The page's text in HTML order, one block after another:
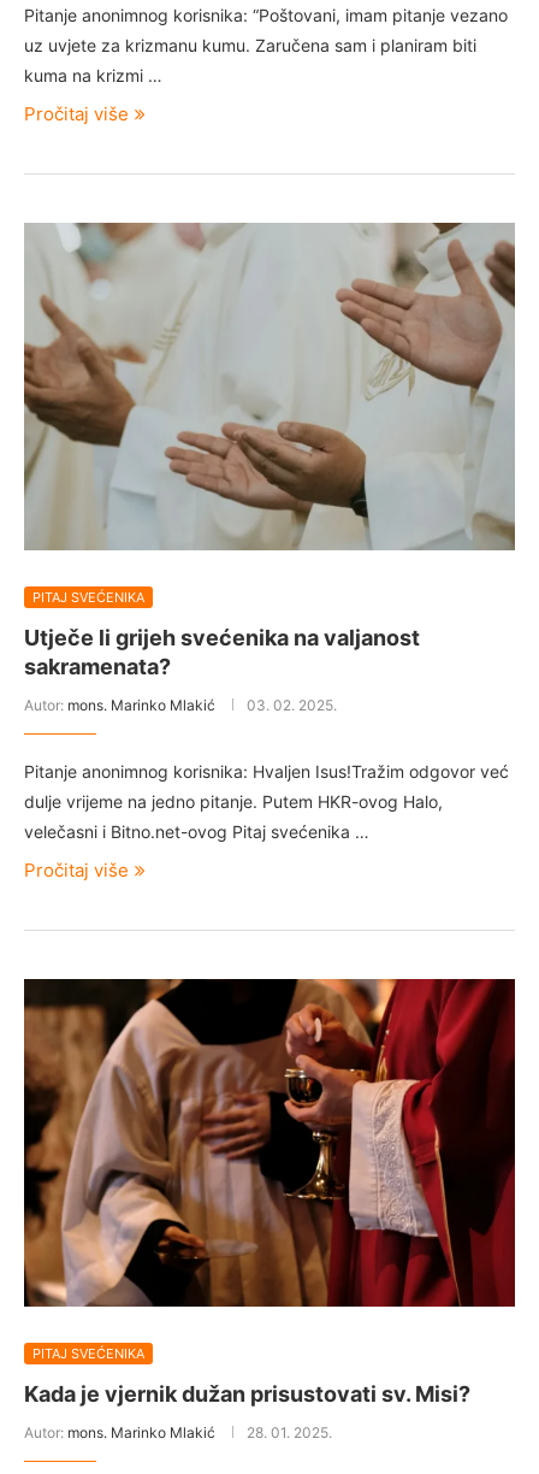
Pitanje anonimnog korisnika: “Poštovani, imam pitanje vezano
uz uvjete za krizmanu kumu. Zaručena sam i planiram biti
kuma na krizmi …
Pročitaj više
PITAJ SVEĆENIKA
Utječe li grijeh svećenika na valjanost
sakramenata?
Autor: mons. Marinko Mlakić 03. 02. 2025.
Pitanje anonimnog korisnika: Hvaljen Isus!Tražim odgovor već
dulje vrijeme na jedno pitanje. Putem HKR-ovog Halo,
velečasni i Bitno.net-ovog Pitaj svećenika …
Pročitaj više
PITAJ SVEĆENIKA
Kada je vjernik dužan prisustovati sv. Misi?
Autor: mons. Marinko Mlakić 28. 01. 2025.